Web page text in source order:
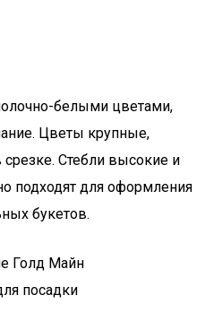
белыми цветами,
Цветы крупные,
Стебли высокие и
подходят для оформления
букетов.
Голд Майн
посадки